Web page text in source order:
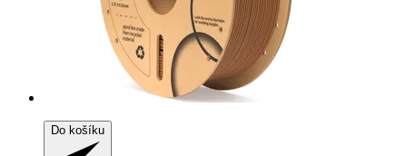
Do košíku